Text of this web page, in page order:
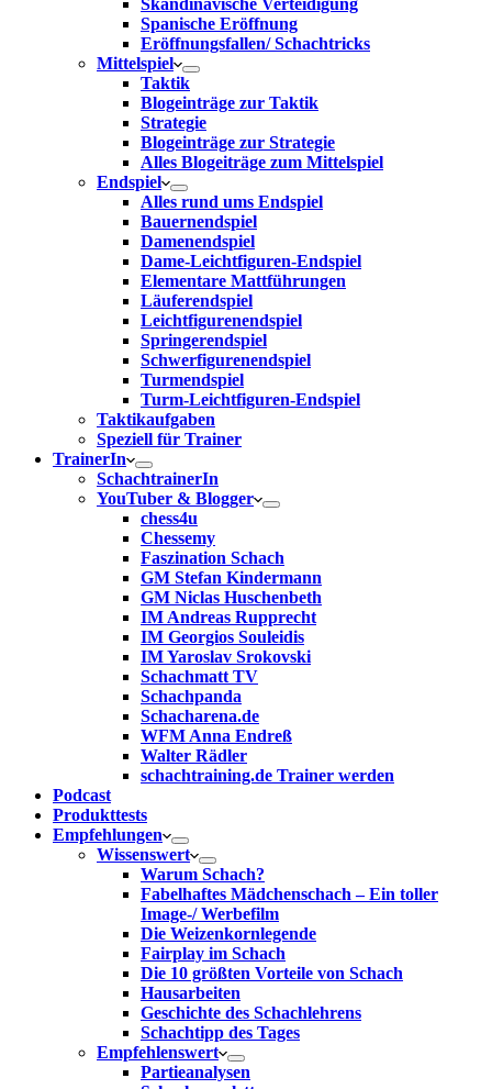
Skandinavische Verteidigung
Spanische Eröffnung
Eröffnungsfallen/ Schachtricks
Mittelspiel
Taktik
Blogeinträge zur Taktik
Strategie
Blogeinträge zur Strategie
Alles Blogeiträge zum Mittelspiel
Endspiel
Alles rund ums Endspiel
Bauernendspiel
Damenendspiel
Dame-Leichtfiguren-Endspiel
Elementare Mattführungen
Läuferendspiel
Leichtfigurenendspiel
Springerendspiel
Schwerfigurenendspiel
Turmendspiel
Turm-Leichtfiguren-Endspiel
Taktikaufgaben
Speziell für Trainer
TrainerIn
SchachtrainerIn
YouTuber & Blogger
chess4u
Chessemy
Faszination Schach
GM Stefan Kindermann
GM Niclas Huschenbeth
IM Andreas Rupprecht
IM Georgios Souleidis
IM Yaroslav Srokovski
Schachmatt TV
Schachpanda
Schacharena.de
WFM Anna Endreß
Walter Rädler
schachtraining.de Trainer werden
Podcast
Produkttests
Empfehlungen
Wissenswert
Warum Schach?
Fabelhaftes Mädchenschach – Ein toller
Image-/ Werbefilm
Die Weizenkornlegende
Fairplay im Schach
Die 10 größten Vorteile von Schach‎
Hausarbeiten
Geschichte des Schachlehrens
Schachtipp des Tages
Empfehlenswert
Partieanalysen